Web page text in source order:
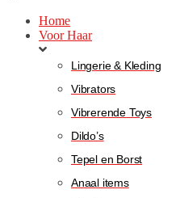
Home
Voor Haar
Lingerie & Kleding
Vibrators
Vibrerende Toys
Dildo’s
Tepel en Borst
Anaal items